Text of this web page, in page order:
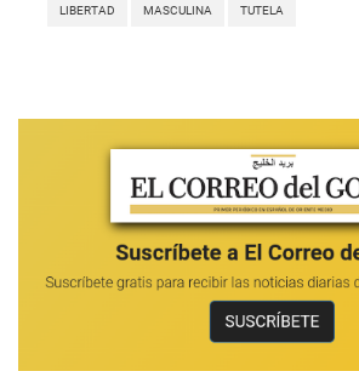
LIBERTAD MASCULINA TUTELA